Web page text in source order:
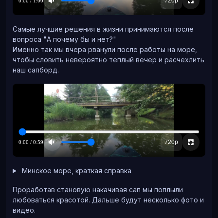
серьгам также паяется накладка+ блок кастов+
Выше писала про резинки, вот так тоже делать не
надо- работник до меня забыл вытащить воск из нее,
за годы он превратился в крошево:
Эту срань пришлось выколупывать пинцетом
осторожно, если рисунок повредить- брак.
Там всего лишь была вот такая мужская печатка:
Тут кольцо из двух половинок собирается, паяться
будет само кольцо на шинке, паяется накладка
сверху. 4 точки пайки.
А вот опять как не надо резинить:
Самые лучшие решения в жизни принимаются после
вопроса "А почему бы и нет?"
Именно так мы вчера рванули после работы на море,
чтобы словить невероятно теплый вечер и расчехлить
наш сапборд.
Минское море, краткая справка
Проработав становую накачивая сап мы поплыли
любоваться красотой. Дальше будут несколько фото и
видео.